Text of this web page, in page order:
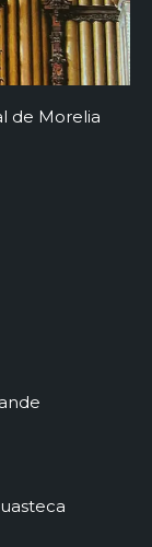
de Morelia